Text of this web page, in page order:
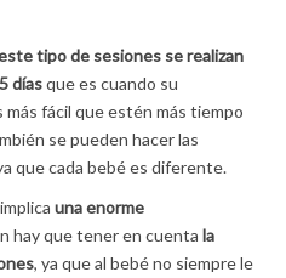
tipo de sesiones se realizan
díasque es cuando su
fácil que estén más tiempo
se pueden hacer las
que cada bebé es diferente.
una enorme
hay que tener en cuenta la
, ya que al bebé no siempre le